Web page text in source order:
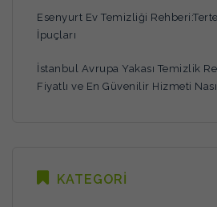
Esenyurt Ev Temizliği
İpuçları
İstanbul Avrupa Yakası Temizlik
Fiyatlı ve En Güvenilir Hizmeti
KATEGORİ